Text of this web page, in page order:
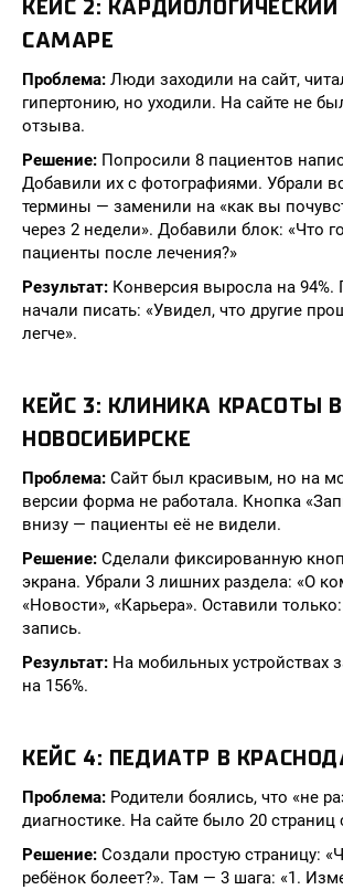
КЕЙС 2:
САМАРЕ
Проблема: Люди заходили на сайт,
гипертонию, но уходили. На сайте не
отзыва.
Решение: Попросили 8 пациентов
Добавили их с фотографиями. Убрали
термины — заменили на «как вы
через 2 недели». Добавили блок: «Что
пациенты после лечения?»
Результат: Конверсия выросла на 94%.
начали писать: «Увидел, что другие
легче».
КЕЙС 3: КЛИНИКА КРАСОТЫ В
НОВОСИБИРСКЕ
Проблема: Сайт был красивым, но на
версии форма не работала. Кнопка
внизу — пациенты её не видели.
Решение: Сделали фиксированную
экрана. Убрали 3 лишних раздела: «О
«Новости», «Карьера». Оставили
запись.
Результат: На мобильных устройствах
на 156%.
КЕЙС 4: ПЕДИАТР В
Проблема: Родители боялись, что «не
диагностике. На сайте было 20 страниц
Решение: Создали простую страницу:
ребёнок болеет?». Там — 3 шага: «1.